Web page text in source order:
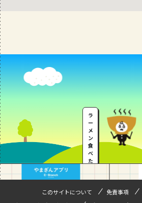
ラ
ー
メ
ン
食
べ
た
…
このサイトについて 免責事項